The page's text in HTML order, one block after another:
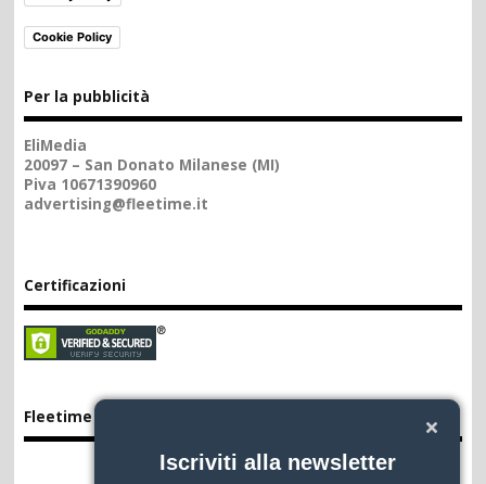
Iscriviti alla newsletter
Cookie Policy
Per la pubblicità
EliMedia
20097 – San Donato Milanese (MI)
Piva 10671390960
advertising@fleetime.it
Certificazioni
Fleetime App